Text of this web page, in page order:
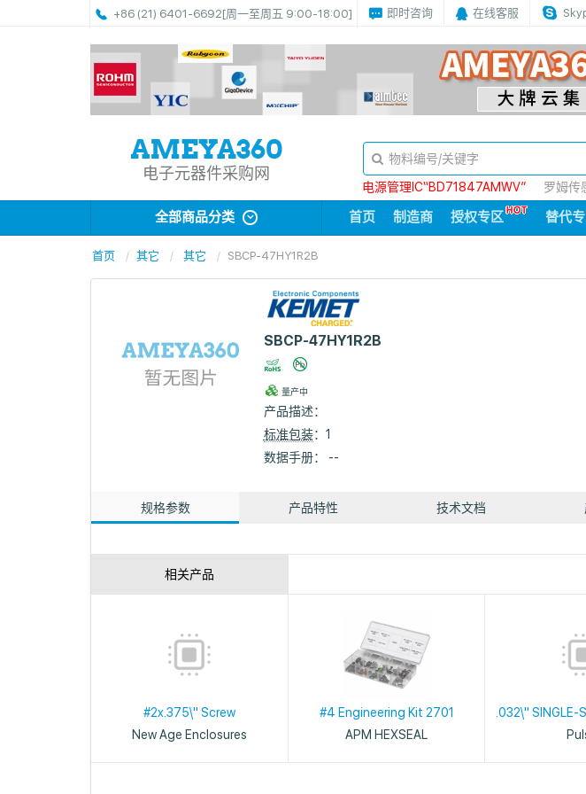
+86 (21) 6401-6692[周一至周五 9:00-18:00] 即时咨询 在线客服
电子元器件采购网
电源管理IC“BD71847AMWV”
罗姆传
全部商品分类 首页 制造商 授权专区 替代
首页 其它 其它 SBCP-47HY1R2B
SBCP-47HY1R2B
量产中
产品描述：
标准包装：1
数据手册： --
规格参数 产品特性 技术文档
相关产品
#2x.375\" Screw
New Age Enclosures
#4 Engineering Kit 2701
APM HEXSEAL
.032\" SINGLE-